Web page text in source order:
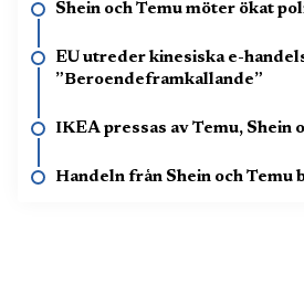
Shein och Temu möter ökat
EU utreder kinesiska e-
”Beroendeframkallande”
IKEA pressas av Temu, Shein
Handeln från Shein och Temu